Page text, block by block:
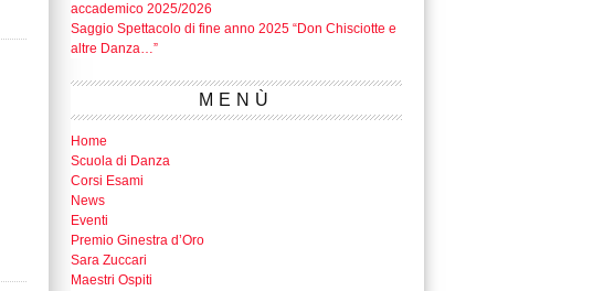
accademico 2025/2026
Saggio Spettacolo di fine anno 2025 “Don Chisciotte e
altre Danza…”
MENÙ
Home
Scuola di Danza
Corsi Esami
News
Eventi
Premio Ginestra d’Oro
Sara Zuccari
Maestri Ospiti